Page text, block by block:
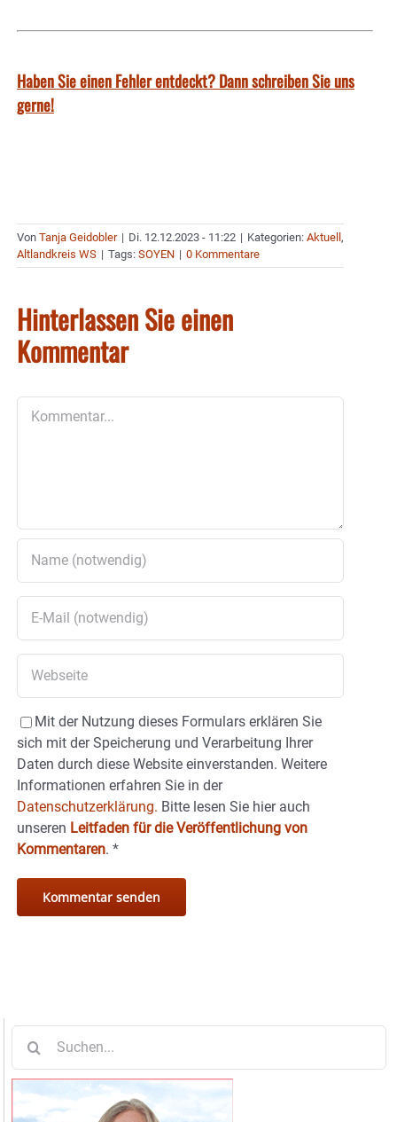
Haben Sie einen Fehler entdeckt? Dann schreiben Sie uns
gerne!
Von Tanja Geidobler | Di. 12.12.2023 - 11:22 | Kategorien: Aktuell ,
Altlandkreis WS | Tags: SOYEN | 0 Kommentare
Hinterlassen Sie einen
Kommentar
Mit der Nutzung dieses Formulars erklären Sie
sich mit der Speicherung und Verarbeitung Ihrer
Daten durch diese Website einverstanden. Weitere
Informationen erfahren Sie in der
Datenschutzerklärung. Bitte lesen Sie hier auch
unseren Leitfaden für die Veröffentlichung von
Kommentaren. *
nach: